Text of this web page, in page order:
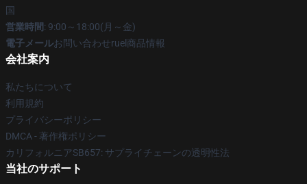
国
営業時間: 9:00～18:00(月～金)
電子メールお問い合わせruel商品情報
会社案内
私たちについて
利用規約
プライバシーポリシー
DMCA - 著作権ポリシー
カリフォルニアSB657: サプライチェーンの透明性法
当社のサポート